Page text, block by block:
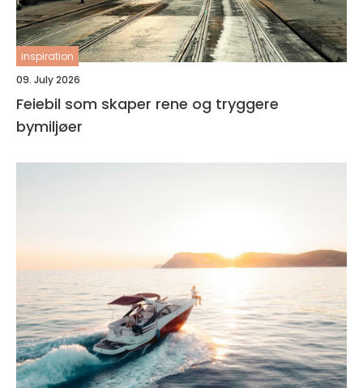
inspiration
09. July 2026
Feiebil som skaper rene og tryggere
bymiljøer